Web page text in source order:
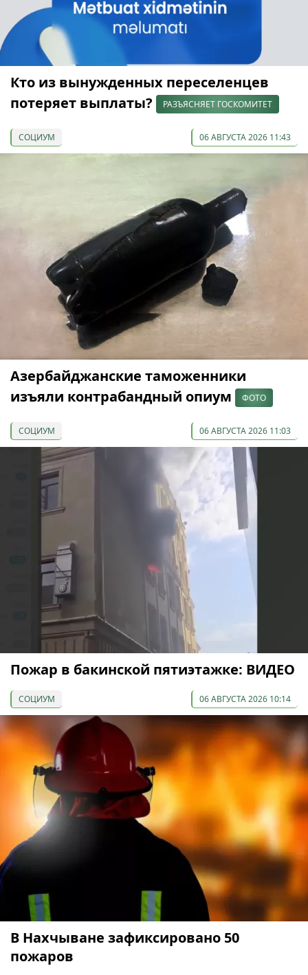
Кто из вынужденных переселенцев
потеряет выплаты?
РАЗЪЯСНЯЕТ ГОСКОМИТЕТ
СОЦИУМ 06 АВГУСТА 2026 11:43
Азербайджанские таможенники
изъяли контрабандный опиум
ФОТО
СОЦИУМ 06 АВГУСТА 2026 11:03
Пожар в бакинской пятиэтажке: ВИДЕО
СОЦИУМ 06 АВГУСТА 2026 10:14
В Нахчыване зафиксировано 50
пожаров